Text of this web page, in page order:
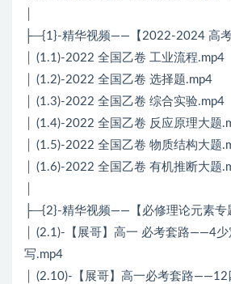
├─{1}-精华视频——【2022-2024 高考
│ (1.1)-2022 全国乙卷 工业流程.mp4
│ (1.2)-2022 全国乙卷 选择题.mp4
│ (1.3)-2022 全国乙卷 综合实验.mp4
│ (1.4)-2022 全国乙卷 反应原理大题
│ (1.5)-2022 全国乙卷 物质结构大题
│ (1.6)-2022 全国乙卷 有机推断大题
├─{2}-精华视频——【必修理论元素专
│ (2.1)-【展哥】高一 必考套路——4
写.mp4
│ (2.10)-【展哥】高一必考套路——12